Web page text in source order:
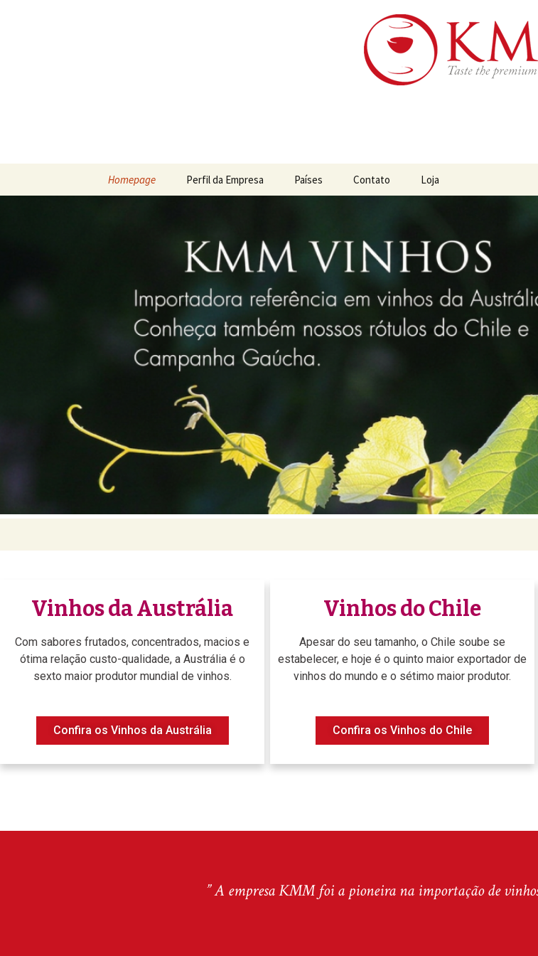
A Importadora dos Melhores Vinhos da Austrália, Chile e África
Homepage Perfil da Empresa Países
Vinhos do Brasil
Vinhos do Chile
Contato Loja
Vinhos da Austrália
Com sabores frutados, concentrados, macios e
ótima relação custo-qualidade, a Austrália é o
sexto maior produtor mundial de vinhos.
Confira os Vinhos da Austrália
Vinhos do Chile
Apesar do seu tamanho, o Chile soube se
estabelecer, e hoje é o quinto maior exportador de
vinhos do mundo e o sétimo maior produtor.
Confira os Vinhos do Chile
” A empresa KMM foi a pioneira na importação de